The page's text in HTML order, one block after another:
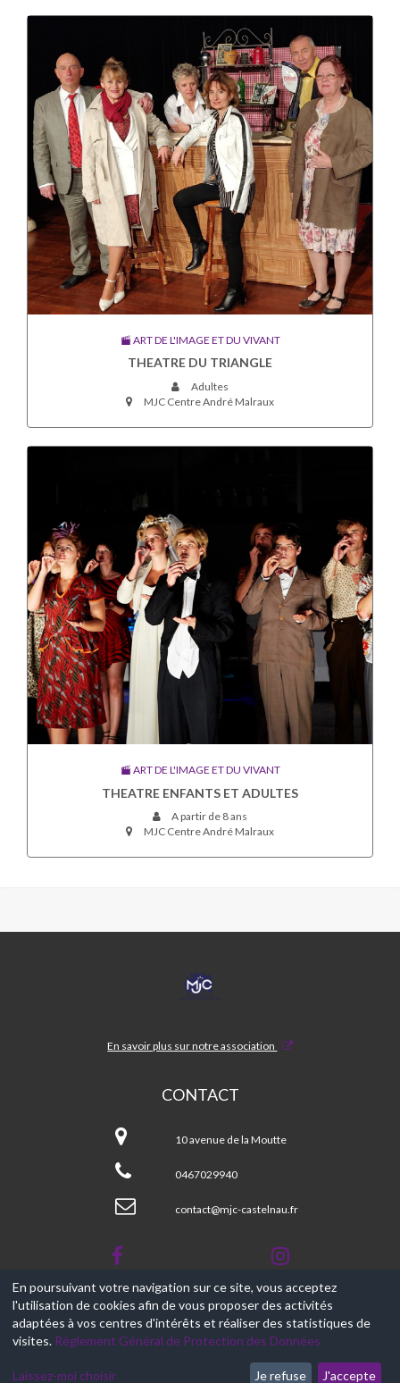
ART DE L'IMAGE ET DU VIVANT
THEATRE DU TRIANGLE
Adultes
MJC Centre André Malraux
ART DE L'IMAGE ET DU VIVANT
THEATRE ENFANTS ET ADULTES
A partir de 8 ans
MJC Centre André Malraux
MJC
CASTELNAU
En savoir plus sur notre association
CONTACT
CASTELNAU
10 avenue de la Moutte
0467029940
contact@mjc-castelnau.fr
© 2017-2026, Ce site est propulsé par Aniapps.fr
CGV
En poursuivant votre navigation sur ce site, vous acceptez
l'utilisation de cookies afin de vous proposer des activités
adaptées à vos centres d'intérêts et réaliser des statistiques de
visites. Règlement Général de Protection des Données
Laissez-moi choisir Je refuse J'accepte